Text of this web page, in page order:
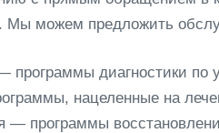
Мы можем предложить
программы диагностики по
нацеленные на
— программы